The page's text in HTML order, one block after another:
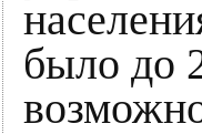
было до